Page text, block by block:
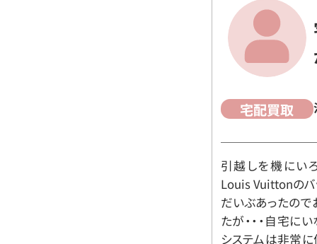
宅配買取
引越しを機にい
Louis Vuittonのバ
だいぶあったので
たが・・・自宅に
システムは非常に